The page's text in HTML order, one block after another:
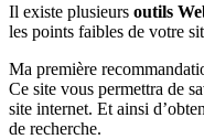
Il existe plusieurs outils
les points faibles de votre
Ma première
Ce site vous permettra de
site internet. Et ainsi
de recherche.